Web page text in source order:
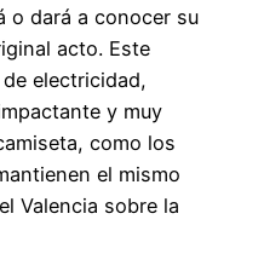
o dará a conocer su
acto. Este
electricidad,
y muy
como los
el mismo
Valencia sobre la